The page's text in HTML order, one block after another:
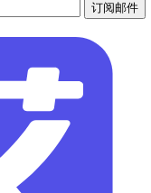
订阅邮件